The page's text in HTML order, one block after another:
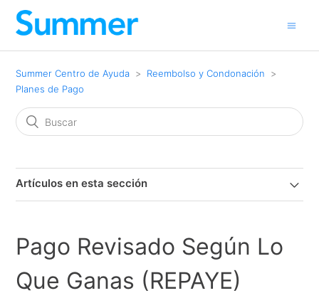
Summer Centro de Ayuda
Reembolso y Condonación
Planes de Pago
Artículos en esta sección
Pago Revisado Según Lo
Que Ganas (REPAYE)